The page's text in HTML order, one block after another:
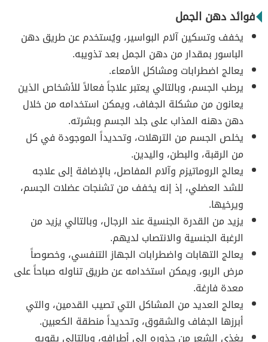
فوائد دهن الجمل
يخفف وتسكين آلام البواسير، ويُستخدم عن طريق دهن
الباسور بمقدار من دهن الجمل بعد تذويبه.
يعالج اضطرابات ومشاكل الأمعاء.
يرطب الجسم، وبالتالي يعتبر علاجاً فعالاً للأشخاص الذين
يعانون من مشكلة الجفاف، ويمكن استخدامه من خلال
دهن دهنه المذاب على جلد الجسم وبشرته.
يخلص الجسم من الترهلات، وتحديداً الموجودة في كل
من الرقبة، والبطن، واليدين.
يعالج الروماتيزم وآلام المفاصل، بالإضافة إلى علاجه
للشد العضلي، إذ إنه يخفف من تشنجات عضلات الجسم،
ويرخيها.
يزيد من القدرة الجنسية عند الرجال، وبالتالي يزيد من
الرغبة الجنسية والانتصاب لديهم.
يعالج التهابات واضطرابات الجهاز التنفسي، وخصوصاً
مرض الربو، ويمكن استخدامه عن طريق تناوله صباحاً على
معدة فارغة.
يعالج العديد من المشاكل التي تصيب القدمين، والتي
أبرزها الجفاف والشقوق، وتحديداً منطقة الكعبين.
يغذي الشعر من جذوره إلى أطرافه، وبالتالي يقويه